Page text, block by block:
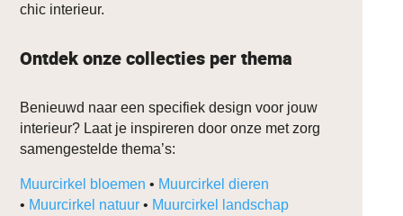
chic interieur.
Ontdek onze collecties per thema
Benieuwd naar een specifiek design voor jouw
interieur? Laat je inspireren door onze met zorg
samengestelde thema’s:
Muurcirkel bloemen • Muurcirkel dieren
• Muurcirkel natuur • Muurcirkel landschap